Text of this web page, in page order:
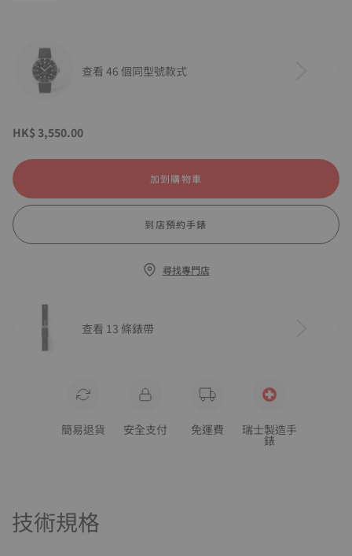
查看 46 個同型號款式
HK$ 3,550.00
加到購物車
到店預約手錶
尋找專門店
查看 13 條錶帶
簡易退貨 安全支付 免運費 瑞士製造手
錶
技術規格